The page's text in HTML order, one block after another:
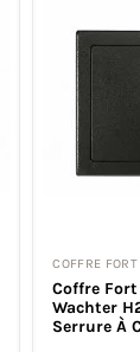
COFFRE
Coffre
S3 E